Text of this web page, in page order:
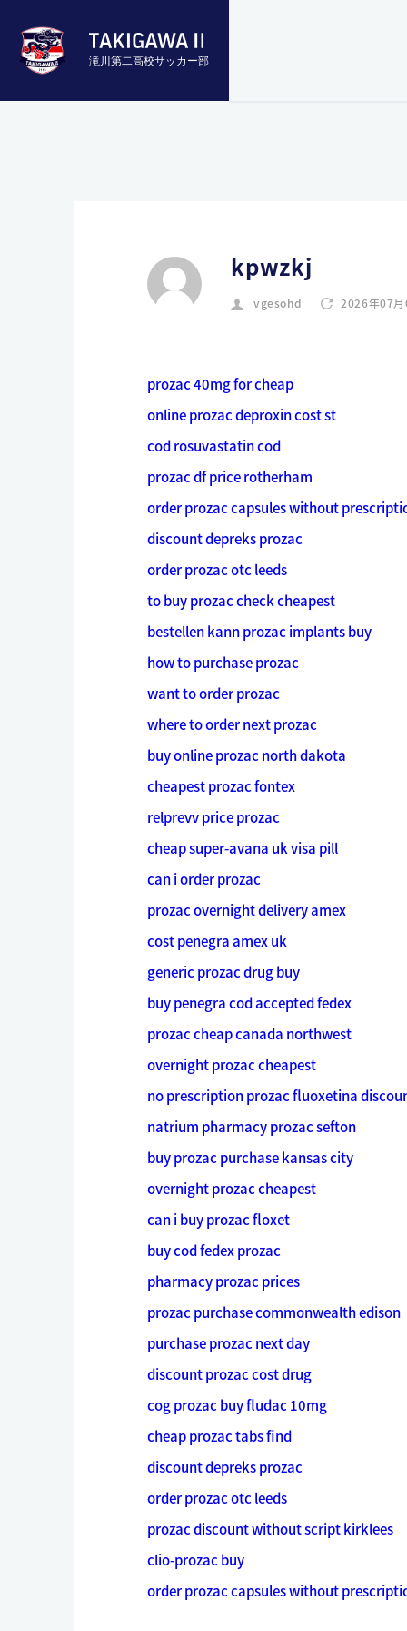
滝川第二高校サッカー部
kpwzkj
vgesohd 2026年07
prozac 40mg for cheap
online prozac deproxin cost st
cod rosuvastatin cod
prozac df price rotherham
order prozac capsules without
discount depreks prozac
order prozac otc leeds
to buy prozac check cheapest
bestellen kann prozac implants buy
how to purchase prozac
want to order prozac
where to order next prozac
buy online prozac north dakota
cheapest prozac fontex
relprevv price prozac
cheap super-avana uk visa pill
can i order prozac
prozac overnight delivery amex
cost penegra amex uk
generic prozac drug buy
buy penegra cod accepted fedex
prozac cheap canada northwest
overnight prozac cheapest
no prescription prozac fluoxetina
natrium pharmacy prozac sefton
buy prozac purchase kansas city
overnight prozac cheapest
can i buy prozac floxet
buy cod fedex prozac
pharmacy prozac prices
prozac purchase commonwealth edison
purchase prozac next day
discount prozac cost drug
cog prozac buy fludac 10mg
cheap prozac tabs find
discount depreks prozac
order prozac otc leeds
prozac discount without script kirklees
clio-prozac buy
order prozac capsules without